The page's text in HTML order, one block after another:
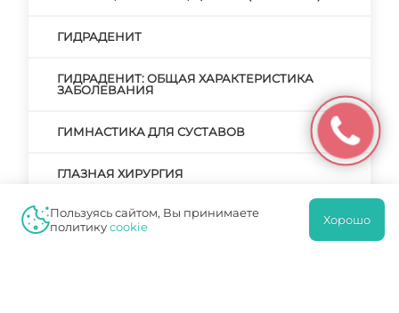
ГИДРАДЕНИТ
ГИДРАДЕНИТ: ОБЩАЯ ХАРАКТЕРИСТИКА
ЗАБОЛЕВАНИЯ
ГИМНАСТИКА ДЛЯ СУСТАВОВ
ГЛАЗНАЯ ХИРУРГИЯ
ГРЫЖА
Пользуясь сайтом, Вы принимаете
политикуcookie Хорошо